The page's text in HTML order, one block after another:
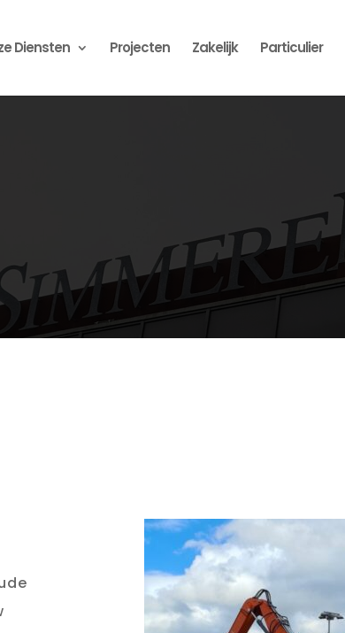
Diensten Projecten Zakelijk Particulier